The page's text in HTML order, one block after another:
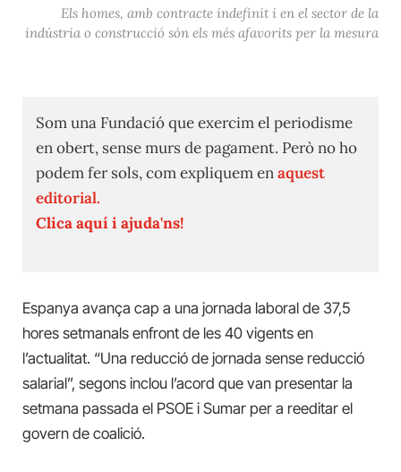
Els homes, amb contracte indefinit i en el sector de la
indústria o construcció són els més afavorits per la mesura
Som una Fundació que exercim el periodisme
en obert, sense murs de pagament. Però no ho
podem fer sols, com expliquem enaquest
editorial.
Clica aquí i ajuda'ns!
Espanya avança cap a una jornada laboral de 37,5
hores setmanals enfront de les 40 vigents en
l’actualitat. “Una reducció de jornada sense reducció
salarial”, segons inclou l’acord que van presentar la
setmana passada el PSOE i Sumar per a reeditar el
govern de coalició.